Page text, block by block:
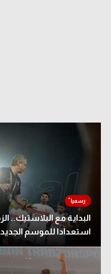
استعدادا للموسم الجديد